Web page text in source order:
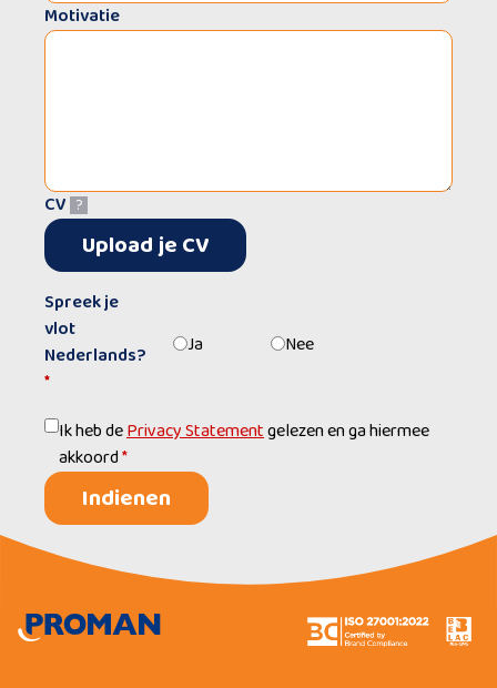
Motivatie
CV ?
Upload je CV
Spreek je
vlot
Nederlands?
*
Ja Nee
Ik heb dePrivacy Statementgelezen en ga hiermee
akkoord*
Indienen